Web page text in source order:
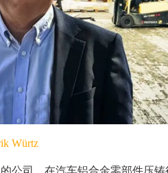
Würtz
公司，在汽车铝合金零部件压铸